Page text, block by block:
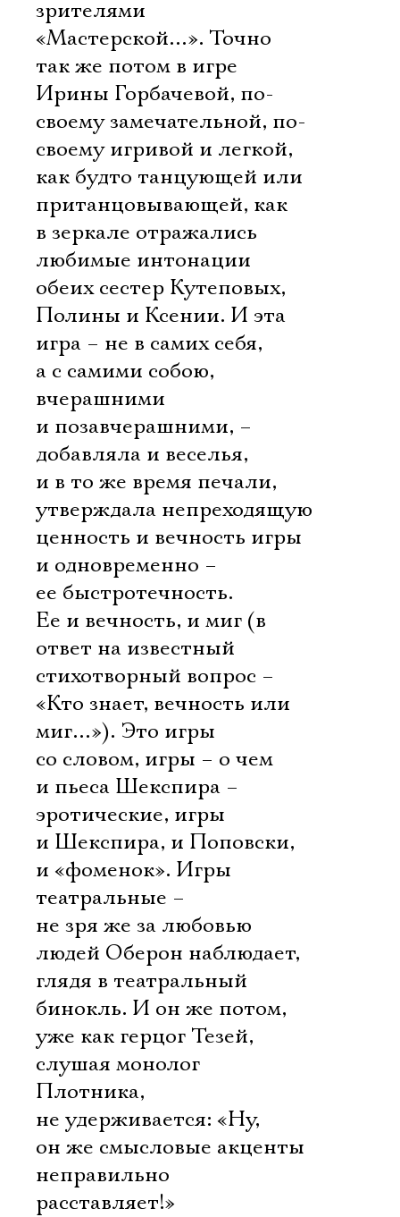
зрителями
«Мастерской…». Точно
так же потом в игре
Ирины Горбачевой, по-
своему замечательной, по-
своему игривой и легкой,
как будто танцующей или
пританцовывающей, как
в зеркале отражались
любимые интонации
обеих сестер Кутеповых,
Полины и Ксении. И эта
игра – не в самих себя,
а с самими собою,
вчерашними
и позавчерашними, –
добавляла и веселья,
и в то же время печали,
утверждала непреходящую
ценность и вечность игры
и одновременно –
ее быстротечность.
Ее и вечность, и миг (в
ответ на известный
стихотворный вопрос –
«Кто знает, вечность или
миг…»). Это игры
со словом, игры – о чем
и пьеса Шекспира –
эротические, игры
и Шекспира, и Поповски,
и «фоменок». Игры
театральные –
не зря же за любовью
людей Оберон наблюдает,
глядя в театральный
бинокль. И он же потом,
уже как герцог Тезей,
слушая монолог
Плотника,
не удерживается: «Ну,
он же смысловые акценты
неправильно
расставляет!»